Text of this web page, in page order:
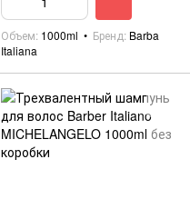
Объем 1000ml Бренд Barba
Italiana